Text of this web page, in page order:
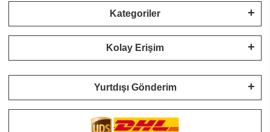
Kategoriler
Kolay Erişim
Yurtdışı Gönderim